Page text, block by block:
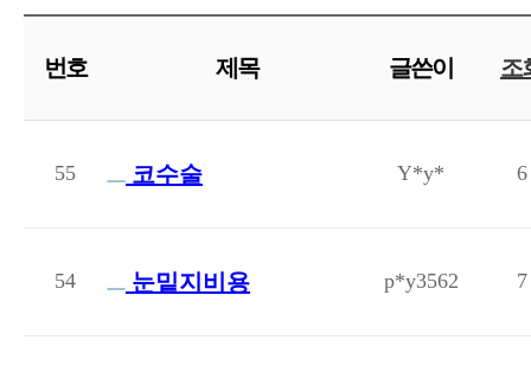
번호 제목 글쓴이 조
55 코수술 Y*y* 6
54 눈밑지비용 p*y3562 7